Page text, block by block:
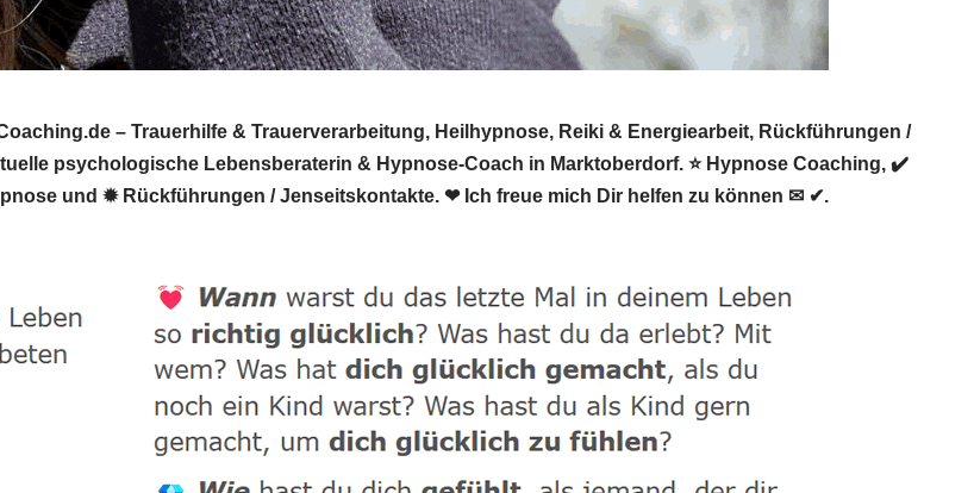
– Trauerhilfe & Trauerverarbeitung, Heilhypnose, Reiki & Energiearbeit, Rückführungen /
psychologische Lebensberaterin & Hypnose-Coach in Marktoberdorf. ⭐ Hypnose Coaching, ✔️
und ✹ Rückführungen / Jenseitskontakte. ❤ Ich freue mich Dir helfen zu können ✉ ✔.